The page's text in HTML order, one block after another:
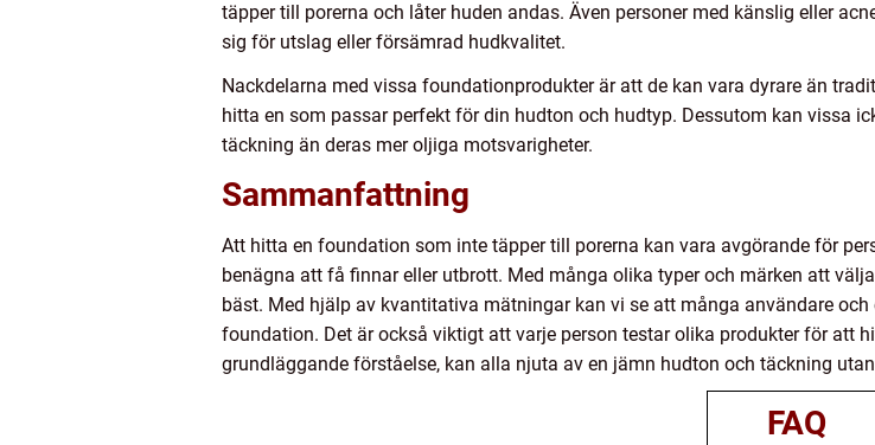
täpper till porerna och låter huden andas. Även personer med känslig eller
sig för utslag eller försämrad hudkvalitet.
Nackdelarna med vissa foundationprodukter är att de kan vara dyrare än
hitta en som passar perfekt för din hudton och hudtyp. Dessutom kan vissa
täckning än deras mer oljiga motsvarigheter.
Sammanfattning
Att hitta en foundation som inte täpper till porerna kan vara avgörande för
benägna att få finnar eller utbrott. Med många olika typer och märken att
bäst. Med hjälp av kvantitativa mätningar kan vi se att många användare
foundation. Det är också viktigt att varje person testar olika produkter för att
grundläggande förståelse, kan alla njuta av en jämn hudton och täckning
FAQ